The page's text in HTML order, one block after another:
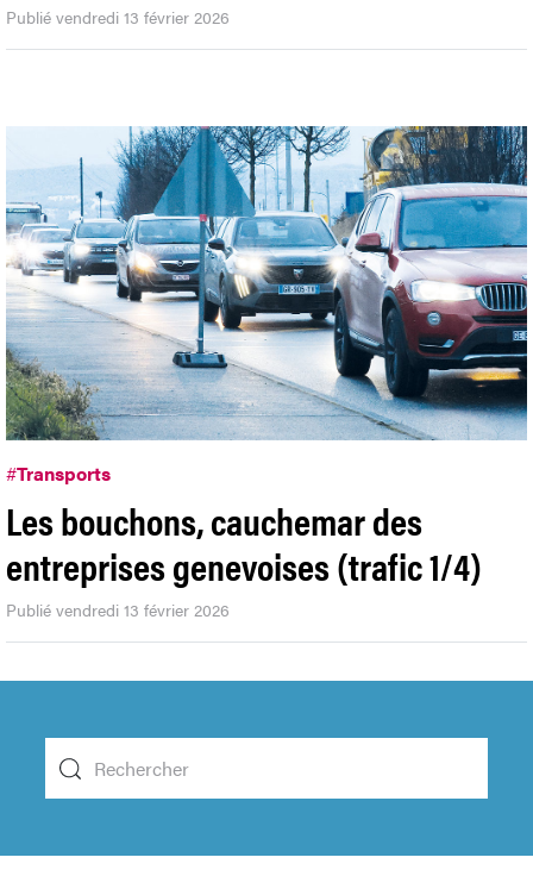
Publié vendredi 13 février 2026
#Transports
Les bouchons, cauchemar des
entreprises genevoises (trafic 1/4)
Publié vendredi 13 février 2026